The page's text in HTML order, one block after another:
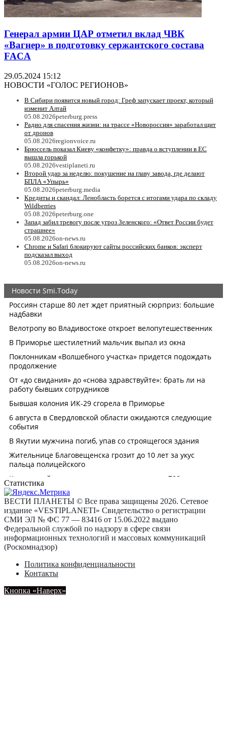
Генерал армии ЦАР отметил вклад ЧВК
«Вагнер» в подготовку сержантского состава
FACA
29.05.2024 15:12
НОВОСТИ «ГОЛОС РЕГИОНОВ»
В Сибири появится новый город: Греф запускает проект, который
изменит Алтай
05.08.2026peterburg.press
Радио для спасения жизни: на трассе «Новороссия» заработал щит
от дронов
05.08.2026regionvoice.ru
Брюссель показал Киеву «конфетку»: правда о вступлении в ЕС
вышла горькой
05.08.2026vestiplaneti.ru
Второй удар за неделю: покушение на главу завода, где делают
БПЛА «Упырь»
05.08.2026peterburg.media
Кредиты и скандал: Ленобласть борется с итогами удара по складу
Wildberries
05.08.2026peterburg.one
Запад забил тревогу после угроз Зеленского: «Ответ России будет
страшнее»
05.08.2026on-news.ru
Chrome и Safari блокируют сайты российских банков: эксперт
подсказал выход
05.08.2026on-news.ru
Статистика
ВЕСТИ ПЛАНЕТЫ © Все права защищены 2026. Сетевое
издание «VESTIPLANETI» Свидетельство о регистрации
СМИ ЭЛ № ФС 77 — 83416 от 15.06.2022 выдано
Федеральной службой по надзору в сфере связи
информационных технологий и массовых коммуникаций
(Роскомнадзор)
Политика конфиденциальности
Контакты
Кнопка «Наверх»